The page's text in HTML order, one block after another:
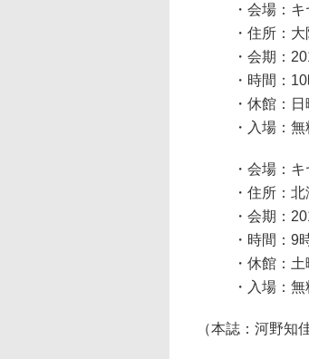
・会場：
・住所：
・会期：
・時間：
・休館：
・入場：無
・会場：
・住所：
・会期：
・時間：9
・休館：
・入場：無
（本誌：河野知